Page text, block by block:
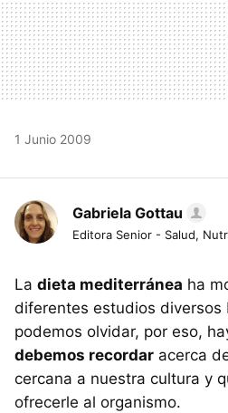
1 Junio 2009
Gabriela Gottau
Editora Senior - Salud,
La dieta mediterránea ha
diferentes estudios diversos
podemos olvidar, por eso,
debemos recordar acerca
cercana a nuestra cultura y
ofrecerle al organismo.